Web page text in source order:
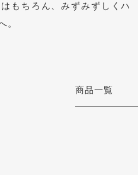
もちろん、みずみずしくハ
。
商品一覧